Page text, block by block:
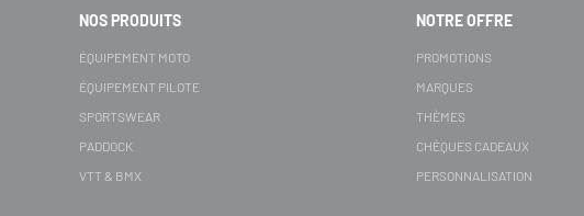
NOS PRODUITS
ÉQUIPEMENT MOTO
ÉQUIPEMENT PILOTE
SPORTSWEAR
PADDOCK
VTT & BMX
NOTRE OFFRE
PROMOTIONS
MARQUES
THÈMES
CHÈQUES CADEAUX
PERSONNALISATION